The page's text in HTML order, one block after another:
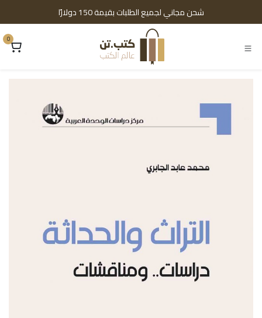
شحن مجاني لجميع الطلبات بقيمة 150 دولارًا
0